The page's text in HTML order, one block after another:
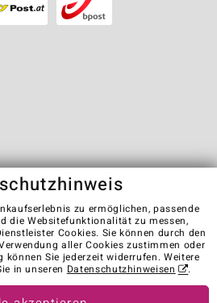
Cookies
Impressum
Vertrag widerrufen
in other countries:
zu ermöglichen, passende
die Websitefunktionalität zu messen,
Cookies. Sie können durch den
aller Cookies zustimmen oder
können Sie jederzeit widerrufen. Weitere
in unseren Datenschutzhinweisen .